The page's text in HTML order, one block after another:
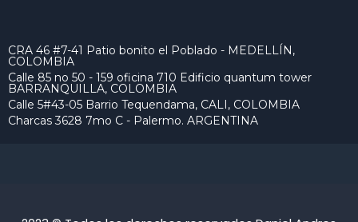
CRA 46 #7-41 Patio bonito el Poblado - MEDELLÍN,
COLOMBIA
Calle 85 no 50 - 159 oficina 710 Edificio quantum tower
BARRANQUILLA, COLOMBIA
Calle 5#43-05 Barrio Tequendama, CALI, COLOMBIA
Charcas 3628 7mo C - Palermo. ARGENTINA